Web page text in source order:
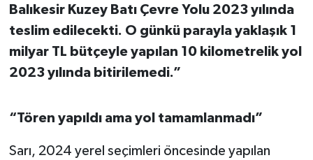
Balıkesir Kuzey Batı Çevre Yolu 2023 yılında
teslim edilecekti. O günkü parayla yaklaşık 1
milyar TL bütçeyle yapılan 10 kilometrelik yol
2023 yılında bitirilemedi.”
“Tören yapıldı ama yol tamamlanmadı”
Sarı, 2024 yerel seçimleri öncesinde yapılan
TARİHTE BUGÜN
TEKNOLOJİ